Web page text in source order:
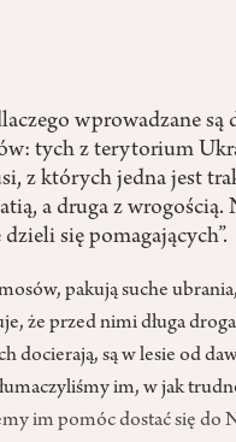
wprowadzane są
tych z terytorium
z których jedna jest
a druga z wrogością.
się pomagających”.
pakują suche
że przed nimi długa
docierają, są w lesie od
im, w jak
im pomóc dostać się do